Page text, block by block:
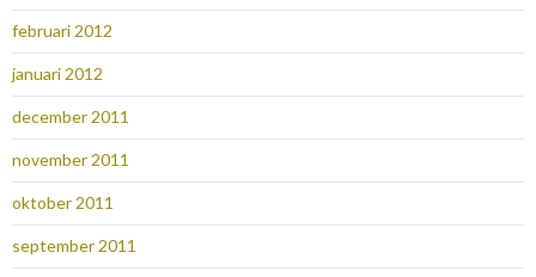
februari 2012
januari 2012
december 2011
november 2011
oktober 2011
september 2011